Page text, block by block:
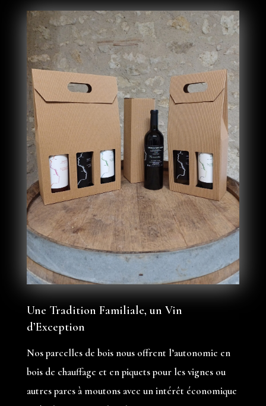
Une Tradition Familiale, un Vin
d’Exception
Nos parcelles de bois nous offrent l’autonomie en
bois de chauffage et en piquets pour les vignes ou
autres parcs à moutons avec un intérêt économique